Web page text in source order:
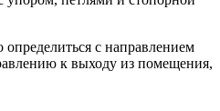
с направлением
к выходу из помещения,